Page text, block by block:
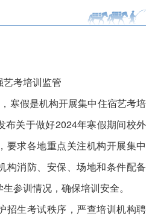
考培训监管
假是机构开展集中住宿艺考培
布关于做好2024年寒假期间校外
要求各地重点关注机构开展集中
构消防、安保、场地和条件配备
参训情况，确保培训安全。
生考试秩序，严查培训机构聘